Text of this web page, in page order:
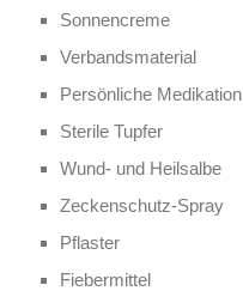
Sonnencreme
Verbandsmaterial
Persönliche Medikation
Sterile Tupfer
Wund- und Heilsalbe
Zeckenschutz-Spray
Pflaster
Fiebermittel